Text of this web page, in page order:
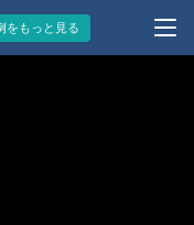
をもっと見る